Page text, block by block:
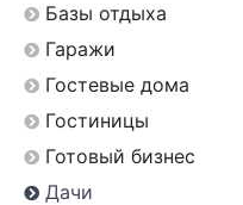
Базы отдыха
Гаражи
Гостевые дома
Гостиницы
Готовый бизнес
Дачи